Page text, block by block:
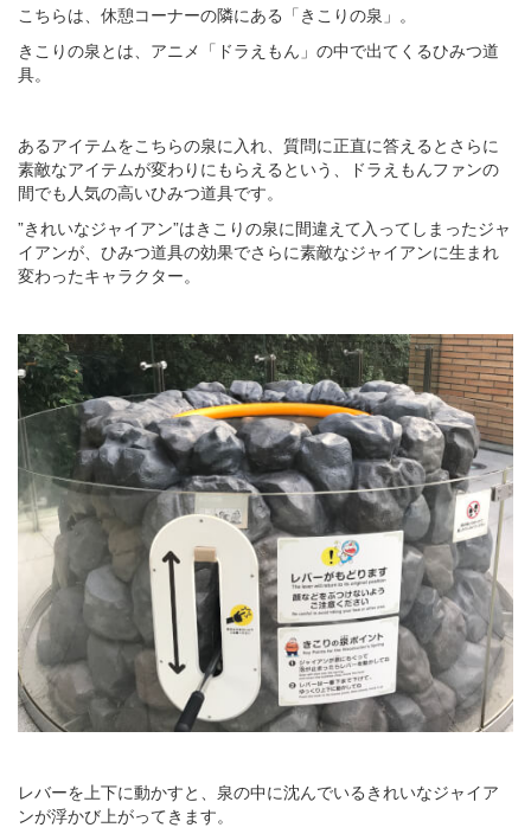
こちらは、休憩コーナーの隣にある「きこりの泉」。
きこりの泉とは、アニメ「ドラえもん」の中で出てくるひみつ道
具。
あるアイテムをこちらの泉に入れ、質問に正直に答えるとさらに
素敵なアイテムが変わりにもらえるという、ドラえもんファンの
間でも人気の高いひみつ道具です。
”きれいなジャイアン”はきこりの泉に間違えて入ってしまったジャ
イアンが、ひみつ道具の効果でさらに素敵なジャイアンに生まれ
変わったキャラクター。
レバーを上下に動かすと、泉の中に沈んでいるきれいなジャイア
ンが浮かび上がってきます。